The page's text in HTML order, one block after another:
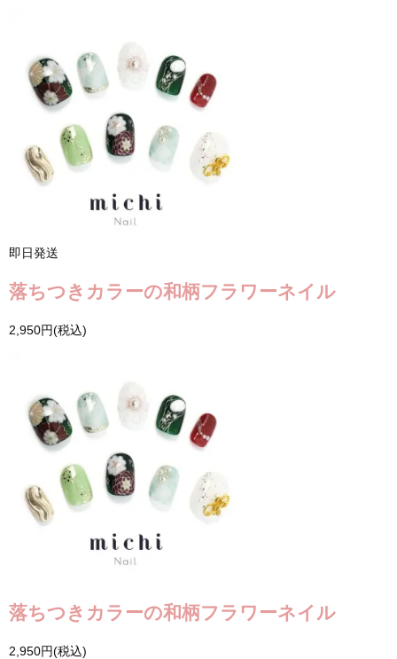
即日発送
落ちつきカラーの和柄フラワーネイル
2,950円(税込)
落ちつきカラーの和柄フラワーネイル
2,950円(税込)